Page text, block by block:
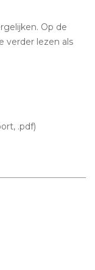
Op de
verder lezen als
.pdf)